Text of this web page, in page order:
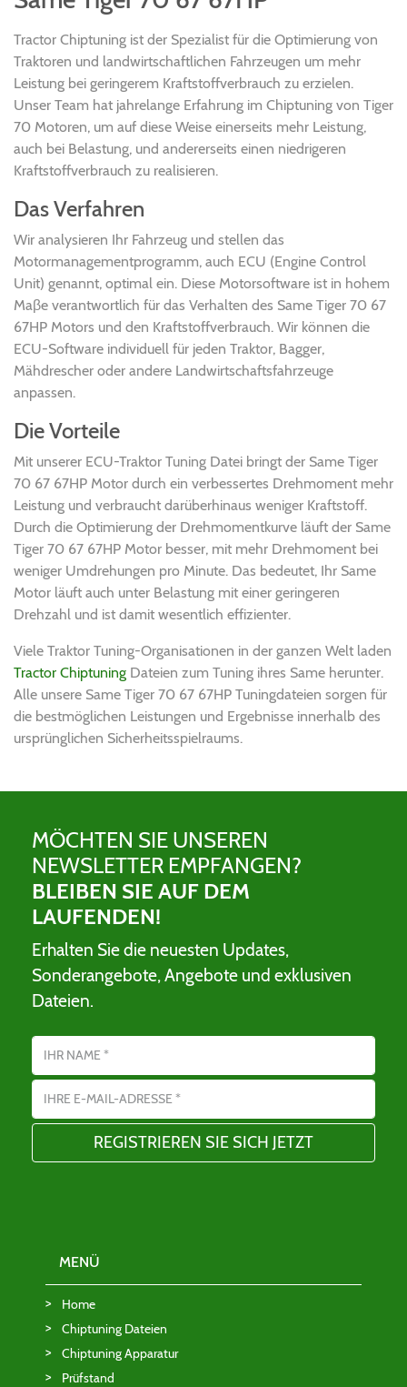
Tractor Chiptuning ist der Spezialist für die Optimierung von
Traktoren und landwirtschaftlichen Fahrzeugen um mehr
Leistung bei geringerem Kraftstoffverbrauch zu erzielen.
Unser Team hat jahrelange Erfahrung im Chiptuning von Tiger
70 Motoren, um auf diese Weise einerseits mehr Leistung,
auch bei Belastung, und andererseits einen niedrigeren
Kraftstoffverbrauch zu realisieren.
Das Verfahren
Wir analysieren Ihr Fahrzeug und stellen das
Motormanagementprogramm, auch ECU (Engine Control
Unit) genannt, optimal ein. Diese Motorsoftware ist in hohem
Maβe verantwortlich für das Verhalten des Same Tiger 70 67
67HP Motors und den Kraftstoffverbrauch. Wir können die
ECU-Software individuell für jeden Traktor, Bagger,
Mähdrescher oder andere Landwirtschaftsfahrzeuge
anpassen.
Die Vorteile
Mit unserer ECU-Traktor Tuning Datei bringt der Same Tiger
70 67 67HP Motor durch ein verbessertes Drehmoment mehr
Leistung und verbraucht darüberhinaus weniger Kraftstoff.
Durch die Optimierung der Drehmomentkurve läuft der Same
Tiger 70 67 67HP Motor besser, mit mehr Drehmoment bei
weniger Umdrehungen pro Minute. Das bedeutet, Ihr Same
Motor läuft auch unter Belastung mit einer geringeren
Drehzahl und ist damit wesentlich effizienter.
Viele Traktor Tuning-Organisationen in der ganzen Welt laden
Tractor Chiptuning Dateien zum Tuning ihres Same herunter.
Alle unsere Same Tiger 70 67 67HP Tuningdateien sorgen für
die bestmöglichen Leistungen und Ergebnisse innerhalb des
ursprünglichen Sicherheitsspielraums.
MÖCHTEN SIE UNSEREN
NEWSLETTER EMPFANGEN?
BLEIBEN SIE AUF DEM
LAUFENDEN!
Erhalten Sie die neuesten Updates,
Sonderangebote, Angebote und exklusiven
Dateien.
Name
E-Mail-Adresse
MENÜ
Home
Chiptuning Dateien
Chiptuning Apparatur
Prüfstand